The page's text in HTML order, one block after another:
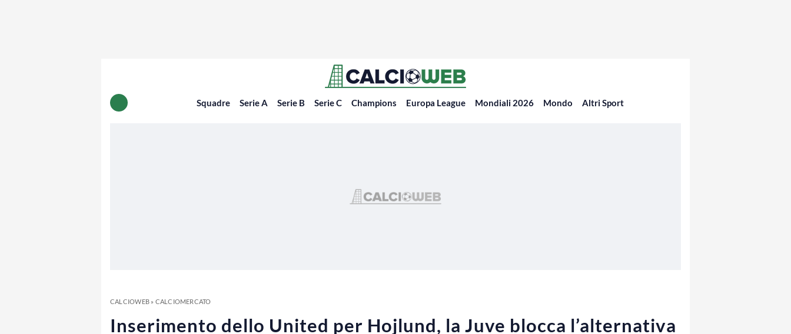
Squadre Serie A Serie B Serie C Champions Europa League Mondiali 2026 Mondo Altri Sport
CALCIOWEB» CALCIOMERCATO
Inserimento dello United per Hojlund, la Juve blocca l’alternativa